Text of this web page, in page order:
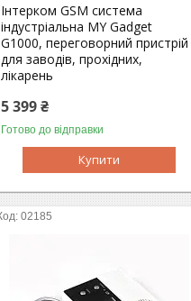
Інтерком GSM система
індустріальна MY Gadget
G1000, переговорний пристрій
для заводів, прохідних,
лікарень
5 399 ₴
Готово до відправки
Купити
02185